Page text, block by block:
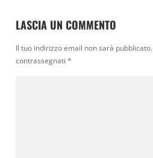
LASCIA UN COMMENTO
Il tuo indirizzo email non sarà pubblicato.
contrassegnati *